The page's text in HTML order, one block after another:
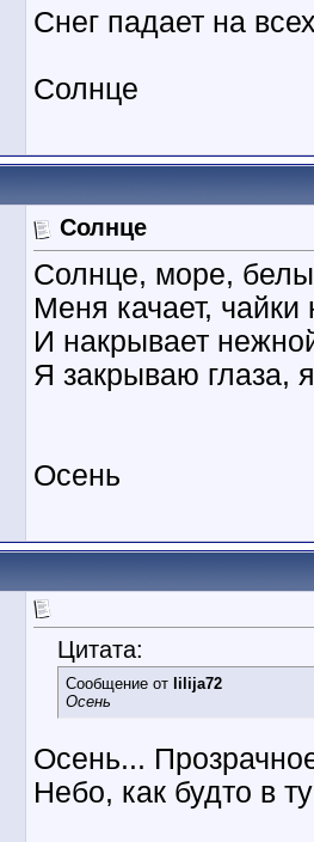
Снег падает на
Солнце
Солнце
Солнце, море,
Меня качает, чайки
И накрывает
Я закрываю глаза,
Осень
Цитата:
Сообщение от lilija72
Осень
Осень...
Небо, как будто в